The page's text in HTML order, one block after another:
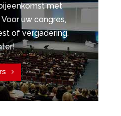
met
uw congres,
of vergadering.